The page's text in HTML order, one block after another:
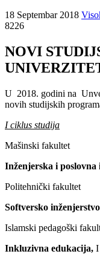
18 Septembar 2018
8226
NOVI
U 2018. godini na
novih studijskih
I ciklus studija
Mašinski fakultet
Inženjerska i
Politehnički fakultet
Softversko inženjerstvo
Islamski pedagoški
Inkluzivna edukacija, I